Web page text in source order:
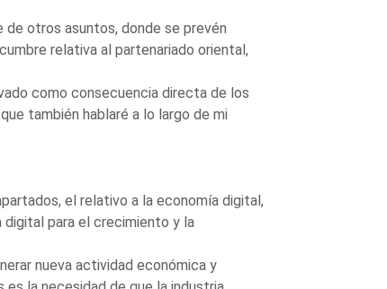
de otros asuntos, donde se prevén
relativa al partenariado oriental,
como consecuencia directa de los
también hablaré a lo largo de mi
el relativo a la economía digital,
digital para el crecimiento y la
nueva actividad económica y